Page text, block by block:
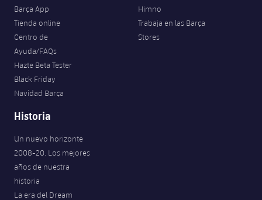
Barça App
Tienda online
Centro de
Ayuda/FAQs
Hazte Beta Tester
Black Friday
Navidad Barça
Himno
Trabaja en las Barça
Stores
Historia
Un nuevo horizonte
2008-20. Los mejores
años de nuestra
historia
La era del Dream